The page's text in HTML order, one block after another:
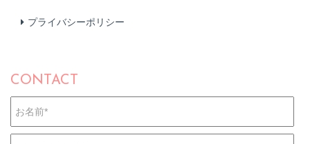
プライバシーポリシー
CONTACT